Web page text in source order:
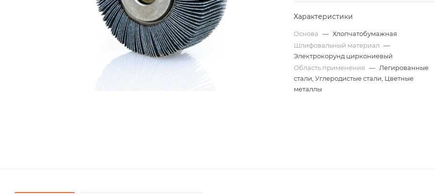
Характеристики
Основа — Хлопчатобумажная
Шлифовальный материал —
Электрокорунд циркониевый
Область применения — Легированные
стали, Углеродистые стали, Цветные
металлы